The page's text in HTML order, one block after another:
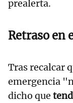
prealerta.
Retraso en
Tras recalcar
emergencia
dicho que